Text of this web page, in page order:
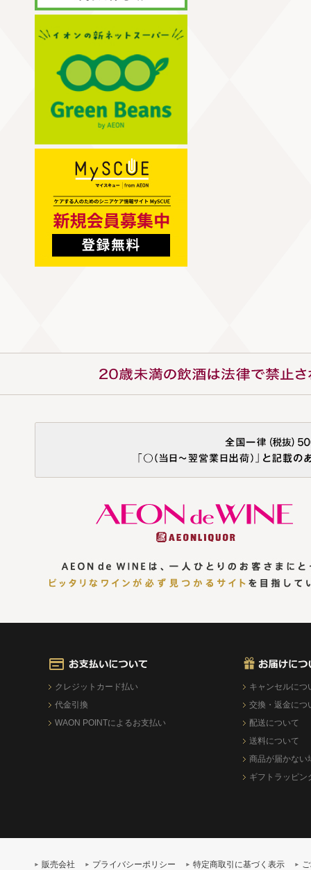
クレジットカード払い
代金引換
WAON POINTによるお支払い
キャンセルにつ
交換・返金につ
配送について
送料について
商品が届かない
ギフトラッピン
販売会社 プライバシーポリシー 特定商取引に基づく表示